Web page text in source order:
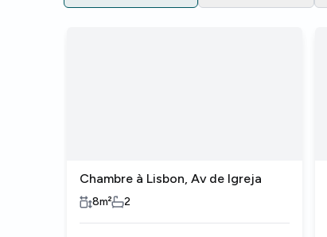
Chambre à Lisbon, Av de Igreja
8m² 2